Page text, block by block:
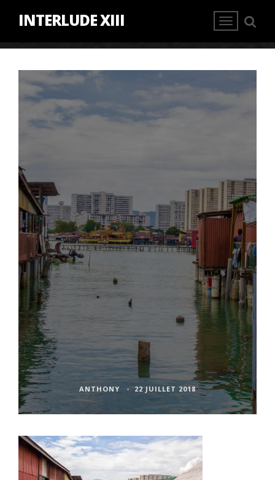
INTERLUDE XIII
ANTHONY 22 JUILLET 2018